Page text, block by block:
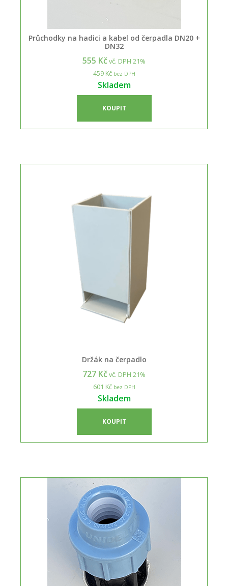
Průchodky na hadici a kabel od čerpadla DN20 +
DN32
555 Kčvč. DPH 21%
459 Kčbez DPH
Skladem
KOUPIT
Držák na čerpadlo
727 Kčvč. DPH 21%
601 Kčbez DPH
Skladem
KOUPIT